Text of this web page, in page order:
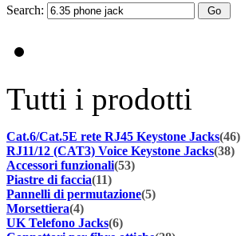
Search:
Tutti i prodotti
Cat.6/Cat.5E rete RJ45 Keystone Jacks(46)
RJ11/12 (CAT3) Voice Keystone Jacks(38)
Accessori funzionali(53)
Piastre di faccia(11)
Pannelli di permutazione(5)
Morsettiera(4)
UK Telefono Jacks(6)